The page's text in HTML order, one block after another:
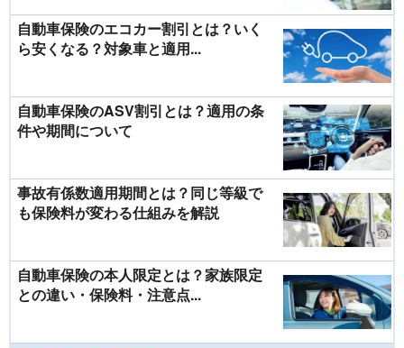
自動車保険のエコカー割引とは？いく
ら安くなる？対象車と適用...
自動車保険のASV割引とは？適用の条
件や期間について
事故有係数適用期間とは？同じ等級で
も保険料が変わる仕組みを解説
自動車保険の本人限定とは？家族限定
との違い・保険料・注意点...